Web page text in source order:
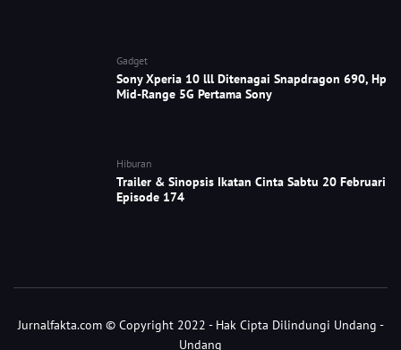
Gadget
Sony Xperia 10 lll Ditenagai Snapdragon 690, Hp
Mid-Range 5G Pertama Sony
Hiburan
Trailer & Sinopsis Ikatan Cinta Sabtu 20 Februari
Episode 174
Jurnalfakta.com © Copyright 2022 - Hak Cipta Dilindungi Undang -
Undang